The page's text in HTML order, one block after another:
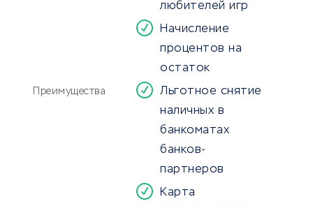
Преимущества
любителей игр
Начисление
процентов на
остаток
Льготное снятие
наличных в
банкоматах
банков-
партнеров
Карта